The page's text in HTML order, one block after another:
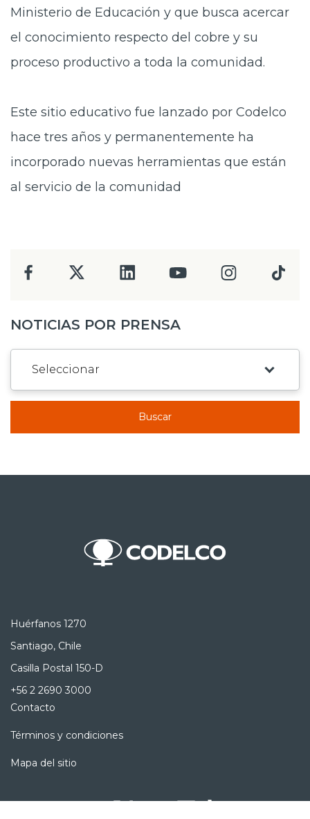
Ministerio de Educación y que busca acercar
el conocimiento respecto del cobre y su
proceso productivo a toda la comunidad.
Este sitio educativo fue lanzado por Codelco
hace tres años y permanentemente ha
incorporado nuevas herramientas que están
al servicio de la comunidad
NOTICIAS POR PRENSA
Buscar
Huérfanos 1270
Santiago, Chile
Casilla Postal 150-D
+56 2 2690 3000
Contacto
Términos y condiciones
Mapa del sitio